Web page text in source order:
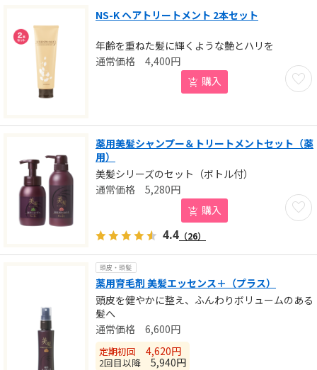
NS-K ヘアトリートメント 2本セット
年齢を重ねた髪に輝くような艶とハリを
お気
4,400円
購入
薬用美髪シャンプー＆トリートメントセット（薬
用）
美髪シリーズのセット（ボトル付）
お気
5,280円
購入
4.4 （26）
頭皮・頭髪
薬用育毛剤 美髪エッセンス＋（プラス）
頭皮を健やかに整え、ふんわりボリュームのある
髪へ
6,600円
定期初回 4,620円
2回目以降 5,940円